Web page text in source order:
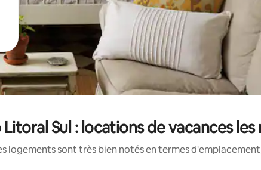
Sul : locations de vacances
logements sont très bien notés en termes